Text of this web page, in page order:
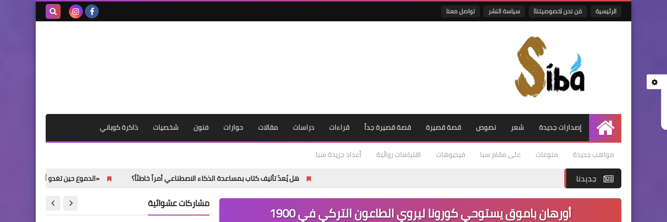
الرئيسية مَن نحن (خصوصيتنا) سياسة النشر تواصل معنا
الرئيسية
إصدارات جديدة شعر نصوص قصة قصيرة قصة قصيرة جداً قراءات دراسات مقالات حوارات فنون شخصيات ذاكرة كوباني
مواهب جديدة منوعات على مقام سبا فيديوهات اقتباسات روائية أعداد جريدة سبا
جديدنا هل يُعدّ تأليف كتاب بمساعدة الذكاء الاصطناعي أمراً خاطئاً؟ «الدموع حين تغدو ألعاباً» انتصار الهشاشة على
أورهان باموق يستوحي كورونا ليروي الطاعون التركي في 1900 مشاركات عشوائية